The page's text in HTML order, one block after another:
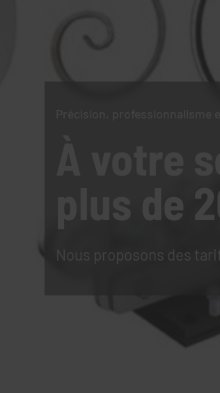
Précision, professionnalisme
À votre
plus de
Nous proposons des